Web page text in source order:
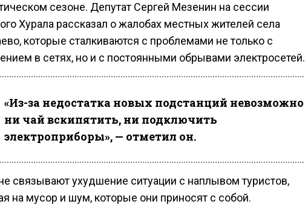
сезоне. Депутат Сергей Мезенин на сессии
Хурала рассказал о жалобах местных жителей села
которые сталкиваются с проблемами не только с
в сетях, но и с постоянными обрывами электросетей.
«Из-за недостатка новых подстанций невозможно
ни чай вскипятить, ни подключить
электроприборы», — отметил он.
связывают ухудшение ситуации с наплывом туристов,
на мусор и шум, которые они приносят с собой.